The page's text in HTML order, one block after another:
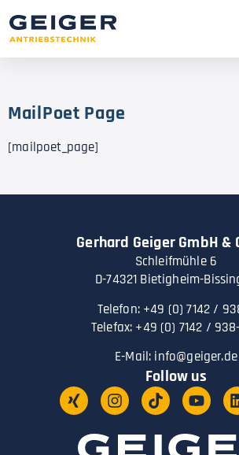
MailPoet Page
[mailpoet_page]
Gerhard Geiger GmbH &
Schleifmühle 6
D-74321 Bietigheim-
Telefon: +49 (0) 7142 /
Telefax: +49 (0) 7142 /
E-Mail: info@geiger.de
Follow us